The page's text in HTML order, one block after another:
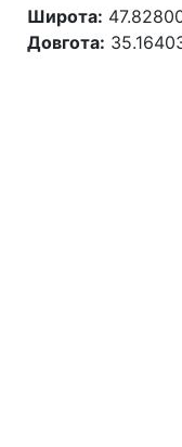
Широта:
Довгота: